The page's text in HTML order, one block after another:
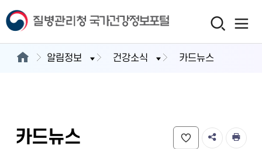
알림정보 건강소식 카드뉴스
카드뉴스